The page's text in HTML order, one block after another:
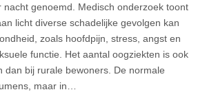
nacht genoemd. Medisch onderzoek toont
licht diverse schadelijke gevolgen kan
zoals hoofdpijn, stress, angst en
functie. Het aantal oogziekten is ook
dan bij rurale bewoners. De normale
maar in…